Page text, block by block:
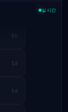
실시간
1d
3d